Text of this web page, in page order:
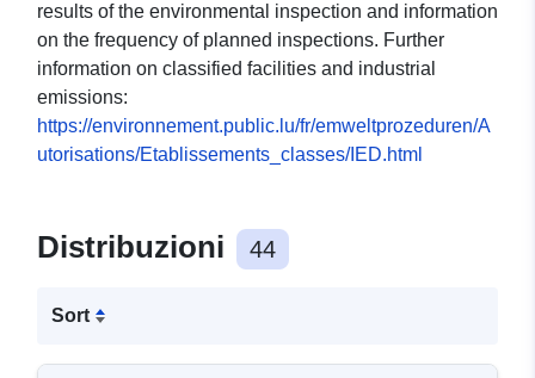
results of the environmental inspection and information
on the frequency of planned inspections. Further
information on classified facilities and industrial
emissions:
https://environnement.public.lu/fr/emweltprozeduren/A
utorisations/Etablissements_classes/IED.html
Distribuzioni 44
Sort